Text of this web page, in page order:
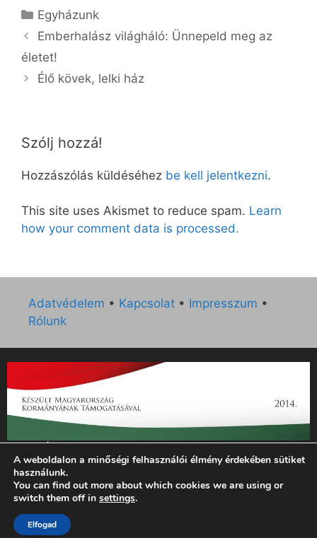
Kategória
Egyházunk
Emberhalász világháló: Ünnepeld meg az
életet!
Élő kövek, lelki ház
Szólj hozzá!
Hozzászólás küldéséhez be kell jelentkezni.
This site uses Akismet to reduce spam. Learn
how your comment data is processed.
Adatvédelem • Kapcsolat • Impresszum •
Rólunk
„Az Új Ember katolikus hetilap 2014. évi működésének
támogatását az EGYH-KCP-14-P-0121 sz. támogatási
szerződés keretében 3 000 000 Ft összegben támogatta az
Emberi Erőforrások Minisztériuma.”
© 2026 Magyar Kurír - Új Ember
A weboldalon a minőségi felhasználói élmény érdekében sütiket
használunk.
You can find out more about which cookies we are using or
switch them off in settings.
Elfogad